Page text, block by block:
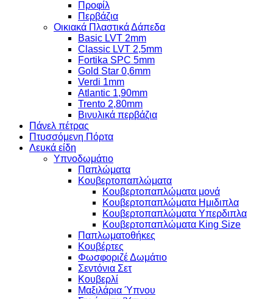
Προφίλ
Περβάζια
Οικιακά Πλαστικά Δάπεδα
Basic LVT 2mm
Classic LVT 2,5mm
Fortika SPC 5mm
Gold Star 0,6mm
Verdi 1mm
Atlantic 1,90mm
Trento 2,80mm
Βινυλικά περβάζια
Πάνελ πέτρας
Πτυσσόμενη Πόρτα
Λευκά είδη
Υπνοδωμάτιο
Παπλώματα
Κουβερτοπαπλώματα
Κουβερτοπαπλώματα μονά
Κουβερτοπαπλώματα Ημιδιπλα
Κουβερτοπαπλώματα Υπερδιπλα
Κουβερτοπαπλώματα King Size
Παπλωματοθήκες
Κουβέρτες
Φωσφοριζέ Δωμάτιο
Σεντόνια Σετ
Κουβερλί
Μαξιλάρια Ύπνου